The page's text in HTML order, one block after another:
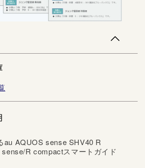
au AQUOS sense SHV40 R
R compactスマートガイド